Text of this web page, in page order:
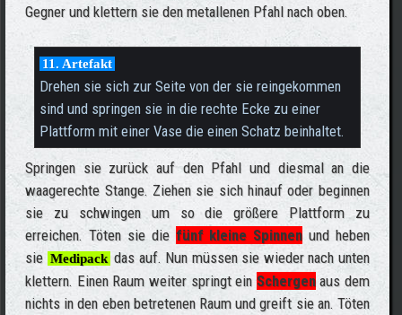
Gegner und klettern sie den metallenen Pfahl nach oben.
11. Artefakt
Drehen sie sich zur Seite von der sie reingekommen
sind und springen sie in die rechte Ecke zu einer
Plattform mit einer Vase die einen Schatz beinhaltet.
Springen sie zurück auf den Pfahl und diesmal an die
waagerechte Stange. Ziehen sie sich hinauf oder beginnen
sie zu schwingen um so die größere Plattform zu
erreichen. Töten sie die fünf kleine Spinnen und heben
sie Medipackdas auf. Nun müssen sie wieder nach unten
klettern. Einen Raum weiter springt ein Schergenaus dem
nichts in den eben betretenen Raum und greift sie an. Töten